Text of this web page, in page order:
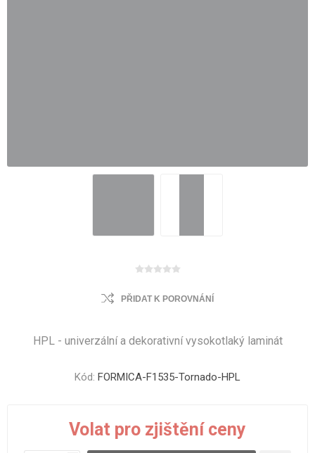
PŘIDAT K POROVNÁNÍ
HPL - univerzální a dekorativní vysokotlaký laminát
Kód: FORMICA-F1535-Tornado-HPL
Volat pro zjištění ceny